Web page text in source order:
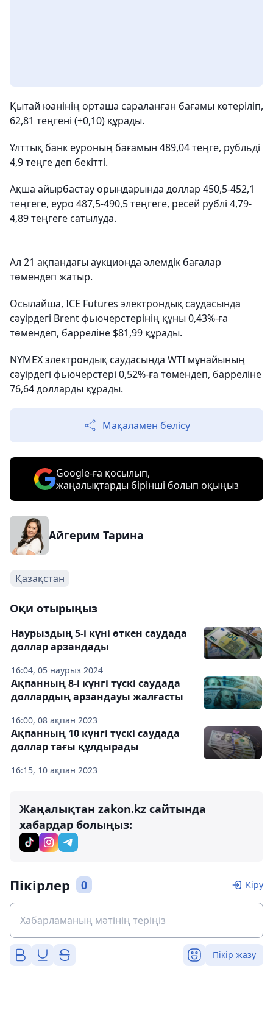
Қытай юанінің орташа сараланған бағамы көтеріліп,
62,81 теңгені (+0,10) құрады.
Ұлттық банк еуроның бағамын 489,04 теңге, рубльді
4,9 теңге деп бекітті.
Ақша айырбастау орындарында доллар 450,5-452,1
теңгеге, еуро 487,5-490,5 теңгеге, ресей рублі 4,79-
4,89 теңгеге сатылуда.
Ал 21 ақпандағы аукционда әлемдік бағалар
төмендеп жатыр.
Осылайша, ICE Futures электрондық саудасында
сәуірдегі Brent фьючерстерінің құны 0,43%-ға
төмендеп, барреліне $81,99 құрады.
NYMEX электрондық саудасында WTI мұнайының
сәуірдегі фьючерстері 0,52%-ға төмендеп, барреліне
76,64 долларды құрады.
Мақаламен бөлісу
Google-ға қосылып,
жаңалықтарды бірінші болып оқыңыз
Айгерим Тарина
Қазақстан
Оқи отырыңыз
16:04, 05 наурыз 2024
Наурыздың 5-і күні өткен саудада
доллар арзандады
16:00, 08 ақпан 2023
Ақпанның 8-і күнгі түскі саудада
доллардың арзандауы жалғасты
16:15, 10 ақпан 2023
Ақпанның 10 күнгі түскі саудада
доллар тағы құлдырады
Жаңалықтан zakon.kz сайтында
хабардар болыңыз:
Пікірлер 0 Кіру
Пікір жазу